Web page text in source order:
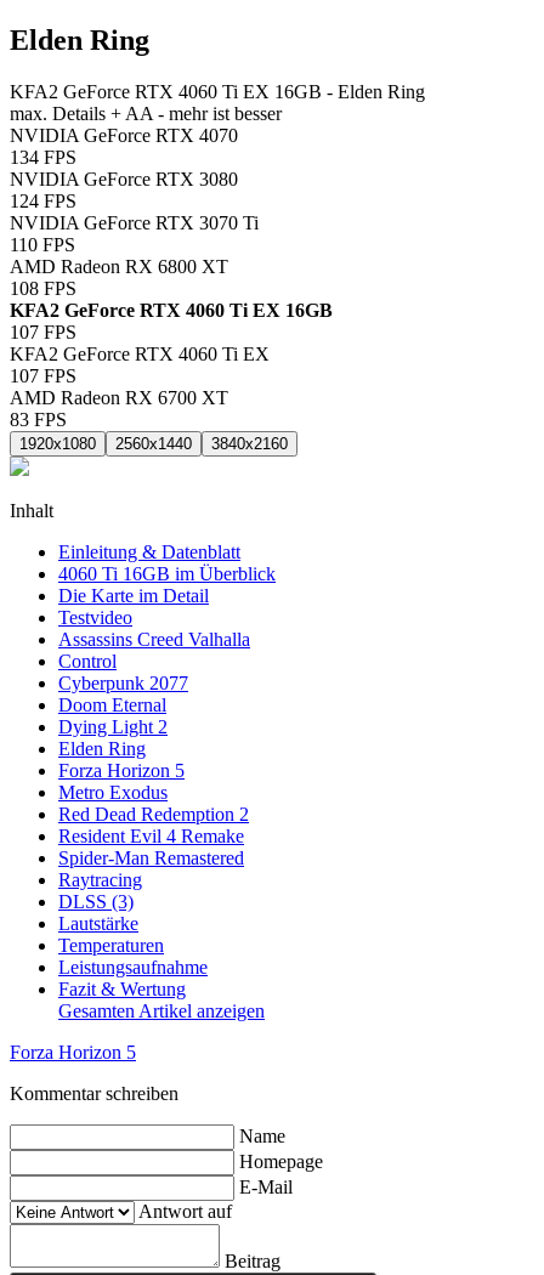
Elden Ring
KFA2 GeForce RTX 4060 Ti EX 16GB - Elden Ring
max. Details + AA - mehr ist besser
NVIDIA GeForce RTX 4070
134 FPS
NVIDIA GeForce RTX 3080
124 FPS
NVIDIA GeForce RTX 3070 Ti
110 FPS
AMD Radeon RX 6800 XT
108 FPS
KFA2 GeForce RTX 4060 Ti EX 16GB
107 FPS
KFA2 GeForce RTX 4060 Ti EX
107 FPS
AMD Radeon RX 6700 XT
83 FPS
1920x1080 2560x1440 3840x2160
Inhalt
Einleitung & Datenblatt
4060 Ti 16GB im Überblick
Die Karte im Detail
Testvideo
Assassins Creed Valhalla
Control
Cyberpunk 2077
Doom Eternal
Dying Light 2
Elden Ring
Forza Horizon 5
Metro Exodus
Red Dead Redemption 2
Resident Evil 4 Remake
Spider-Man Remastered
Raytracing
DLSS (3)
Lautstärke
Temperaturen
Leistungsaufnahme
Fazit & Wertung
Gesamten Artikel anzeigen
Forza Horizon 5
Kommentar schreiben
Name
Homepage
E-Mail
Antwort auf
Beitrag